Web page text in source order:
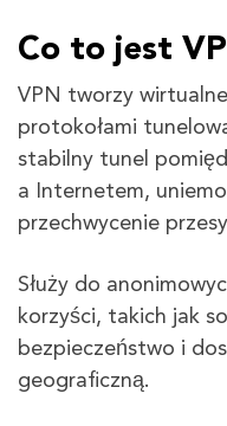
Co to jest
VPN tworzy
protokołami
stabilny tunel
a Internetem,
przechwycenie
Służy do
korzyści, takich jak
bezpieczeństwo i
geograficzną.